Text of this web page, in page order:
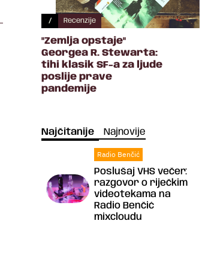
/ Recenzije
"Zemlja opstaje"
Georgea R. Stewarta:
tihi klasik SF-a za ljude
poslije prave
pandemije
Najčitanije Najnovije
Radio Benčić
Poslušaj VHS večer:
razgovor o riječkim
videotekama na
Radio Benčić
mixcloudu